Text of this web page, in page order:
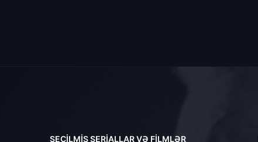
SEÇILMIŞ SERIALLAR VƏ FILMLƏR